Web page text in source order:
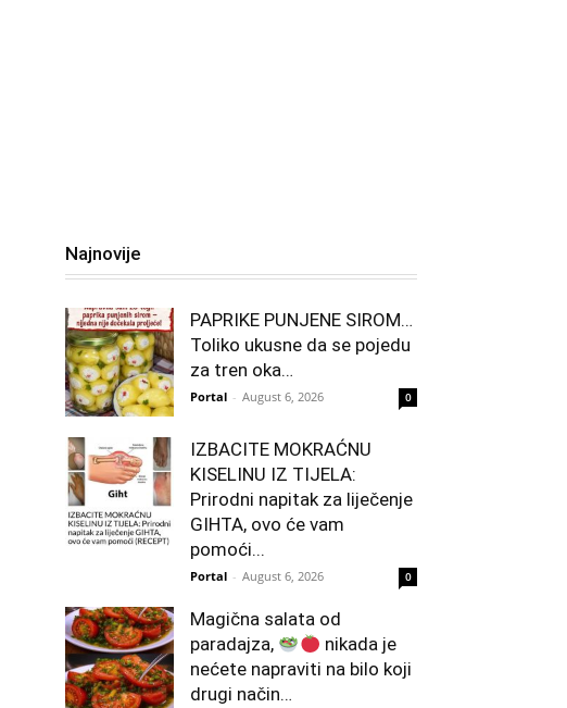
Najnovije
PAPRIKE PUNJENE SIROM…
Toliko ukusne da se pojedu
za tren oka…
Portal - August 6, 2026 0
IZBACITE MOKRAĆNU
KISELINU IZ TIJELA:
Prirodni napitak za liječenje
GIHTA, ovo će vam
pomoći...
Portal - August 6, 2026 0
Magična salata od
paradajza,
nikada je
nećete napraviti na bilo koji
drugi način…